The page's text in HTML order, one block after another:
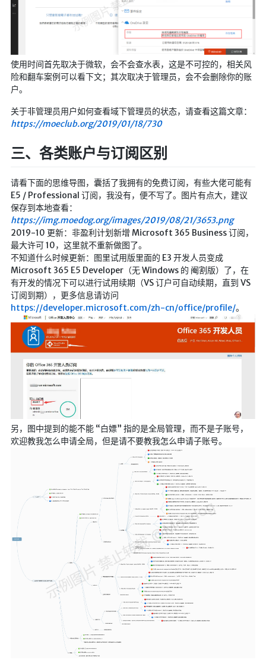
使用时间首先取决于微软，会不会查水表，这是不可控的，相关风
险和翻车案例可以看下文；其次取决于管理员，会不会删除你的账
户。
关于非管理员用户如何查看域下管理员的状态，请查看这篇文章：
https://moeclub.org/2019/01/18/730
三、各类账户与订阅区别
请看下面的思维导图，囊括了我拥有的免费订阅，有些大佬可能有
E5 / Professional 订阅，我没有，便不写了。图片有点大，建议
保存到本地查看：
https://img.moedog.org/images/2019/08/21/3653.png
2019-10 更新：非盈利计划新增 Microsoft 365 Business 订阅，
最大许可 10，这里就不重新做图了。
不知道什么时候更新：图里试用版里面的 E3 开发人员变成
Microsoft 365 E5 Developer（无 Windows 的 阉割版）了，在
有开发的情况下可以进行试用续期（VS 订户可自动续期，直到 VS
订阅到期），更多信息请访问
https://developer.microsoft.com/zh-cn/office/profile/。
另，图中提到的能不能 “白嫖” 指的是全局管理，而不是子账号，
欢迎教我怎么申请全局，但是请不要教我怎么申请子账号。
无损音乐下载
Beats Per Minute
知乎付费文章
Markdown学习
LaTeX公式编辑器
乐理学习
Web 技术教程
Greasemonkey学习
ffmpeg学习
VIP资源下载
字帖生成
全历史
发现中国
世界货币
找建筑 土木资源
🔨工具
帮你百度
手写文件生成
文库下载
九宫格照片生成
图片加水印
图片转字符
查重软件
Aria2
个人网盘
Cloudreve
家庭网盘